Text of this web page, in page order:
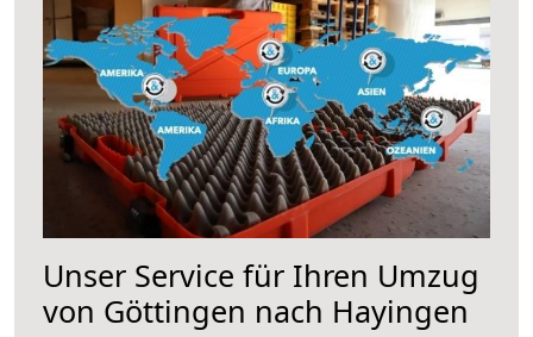
Unser Service für Ihren Umzug
von Göttingen nach Hayingen